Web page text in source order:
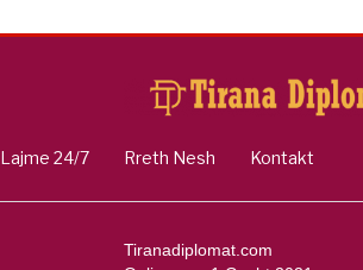
Lajme 24/7 Rreth Nesh Kontakt
Tiranadiplomat.com